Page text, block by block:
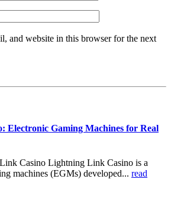
and website in this browser for the next
Electronic Gaming Machines for Real
Casino Lightning Link Casino is a
machines (EGMs) developed... read